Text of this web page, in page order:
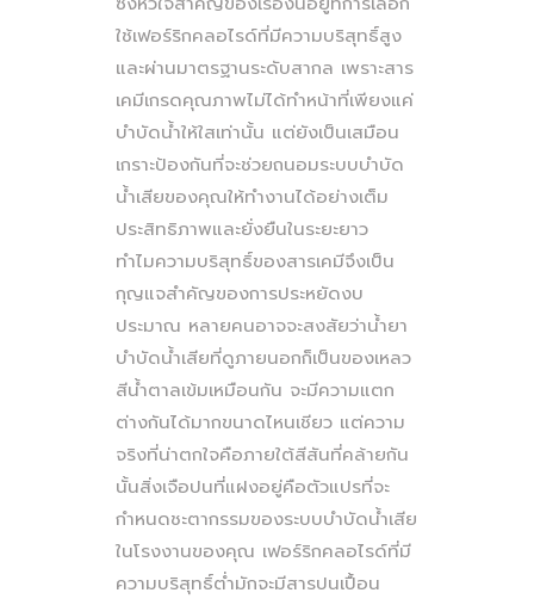
ใช้เฟอร์ริกคลอไรด์ที่มีความบริสุทธิ์สูง
และผ่านมาตรฐานระดับสากล เพราะสาร
เคมีเกรดคุณภาพไม่ได้ทำหน้าที่เพียงแค่
บำบัดน้ำให้ใสเท่านั้น แต่ยังเป็นเสมือน
เกราะป้องกันที่จะช่วยถนอมระบบบำบัด
น้ำเสียของคุณให้ทำงานได้อย่างเต็ม
ประสิทธิภาพและยั่งยืนในระยะยาว
ทำไมความบริสุทธิ์ของสารเคมีจึงเป็น
กุญแจสำคัญของการประหยัดงบ
ประมาณ หลายคนอาจจะสงสัยว่าน้ำยา
บำบัดน้ำเสียที่ดูภายนอกก็เป็นของเหลว
สีน้ำตาลเข้มเหมือนกัน จะมีความแตก
ต่างกันได้มากขนาดไหนเชียว แต่ความ
จริงที่น่าตกใจคือภายใต้สีสันที่คล้ายกัน
นั้นสิ่งเจือปนที่แฝงอยู่คือตัวแปรที่จะ
กำหนดชะตากรรมของระบบบำบัดน้ำเสีย
ในโรงงานของคุณ เฟอร์ริกคลอไรด์ที่มี
ความบริสุทธิ์ต่ำมักจะมีสารปนเปื้อน